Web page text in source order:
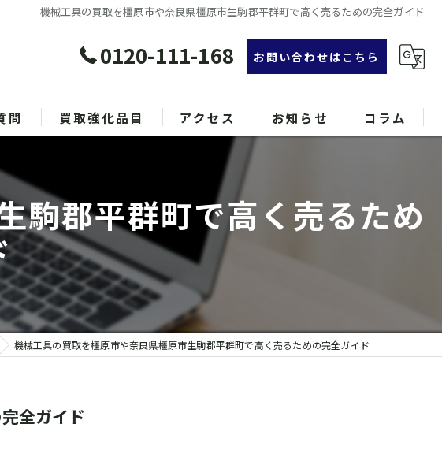
機械工具の買取を橿原市や奈良県橿原市生駒郡平群町で高く売るための完全ガイド
0120-111-168 お問い合わせはこちら
問 買取強化品目
ブランド品
貴金属
時計
金
アクセス お知らせ コラム
駒郡平群町で高く売るため
機械工具の買取を橿原市や奈良県橿原市生駒郡平群町で高く売るための完全ガイド
全ガイド